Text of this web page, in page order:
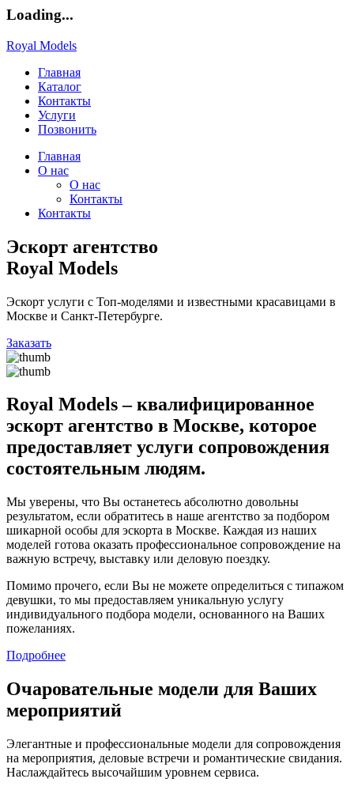
Loading...
Royal Models
Главная
Каталог
Контакты
Услуги
Позвонить
Главная
О нас
О нас
Контакты
Контакты
Эскорт агентство
Royal Models
Эскорт услуги с Топ-моделями и известными красавицами в
Москве и Санкт-Петербурге.
Заказать
Royal Models – квалифицированное
эскорт агентство в Москве, которое
предоставляет услуги сопровождения
состоятельным людям.
Мы уверены, что Вы останетесь абсолютно довольны
результатом, если обратитесь в наше агентство за подбором
шикарной особы для эскорта в Москве. Каждая из наших
моделей готова оказать профессиональное сопровождение на
важную встречу, выставку или деловую поездку.
Помимо прочего, если Вы не можете определиться с типажом
девушки, то мы предоставляем уникальную услугу
индивидуального подбора модели, основанного на Ваших
пожеланиях.
Подробнее
Очаровательные модели для Ваших
мероприятий
Элегантные и профессиональные модели для сопровождения
на мероприятия, деловые встречи и романтические свидания.
Наслаждайтесь высочайшим уровнем сервиса.